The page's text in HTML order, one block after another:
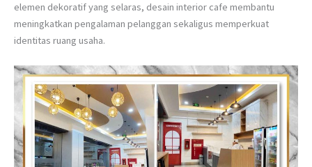
elemen dekoratif yang selaras, desain interior cafe membantu
meningkatkan pengalaman pelanggan sekaligus memperkuat
identitas ruang usaha.